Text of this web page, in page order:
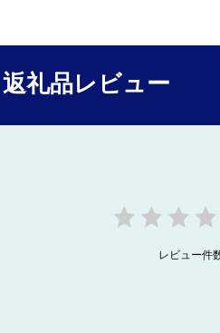
返礼品レビュー
レビュー件